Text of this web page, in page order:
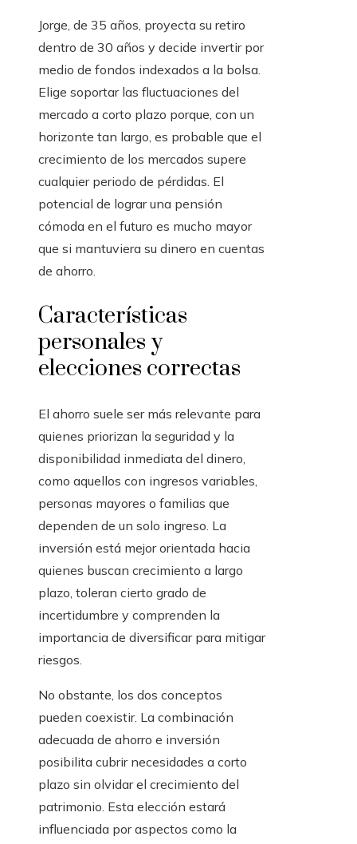
Jorge, de 35 años, proyecta su retiro
dentro de 30 años y decide invertir por
medio de fondos indexados a la bolsa.
Elige soportar las fluctuaciones del
mercado a corto plazo porque, con un
horizonte tan largo, es probable que el
crecimiento de los mercados supere
cualquier periodo de pérdidas. El
potencial de lograr una pensión
cómoda en el futuro es mucho mayor
que si mantuviera su dinero en cuentas
de ahorro.
Características
personales y
elecciones correctas
El ahorro suele ser más relevante para
quienes priorizan la seguridad y la
disponibilidad inmediata del dinero,
como aquellos con ingresos variables,
personas mayores o familias que
dependen de un solo ingreso. La
inversión está mejor orientada hacia
quienes buscan crecimiento a largo
plazo, toleran cierto grado de
incertidumbre y comprenden la
importancia de diversificar para mitigar
riesgos.
No obstante, los dos conceptos
pueden coexistir. La combinación
adecuada de ahorro e inversión
posibilita cubrir necesidades a corto
plazo sin olvidar el crecimiento del
patrimonio. Esta elección estará
influenciada por aspectos como la